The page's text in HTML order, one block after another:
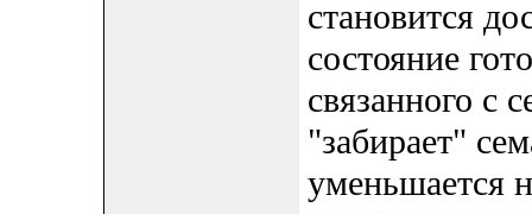
становится
состояние
связанного с
"забирает"
уменьшается